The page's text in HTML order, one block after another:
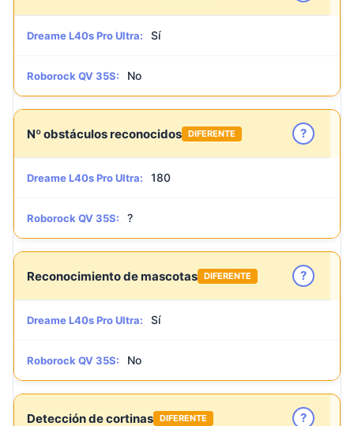
Dreame L40s Pro Ultra: Sí
Roborock QV 35S: No
Nº obstáculos reconocidos DIFERENTE ?
Dreame L40s Pro Ultra: 180
Roborock QV 35S: ?
Reconocimiento de mascotas DIFERENTE ?
Dreame L40s Pro Ultra: Sí
Roborock QV 35S: No
Detección de cortinas DIFERENTE ?